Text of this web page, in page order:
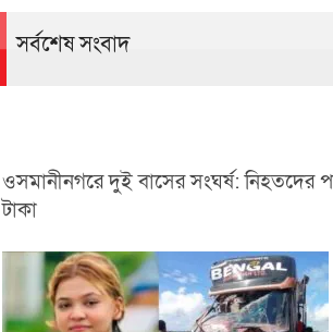
সর্বশেষ সংবাদ
ওসমানীনগরে দুই বাসের সংঘর্ষ: নিহতদের
টাকা